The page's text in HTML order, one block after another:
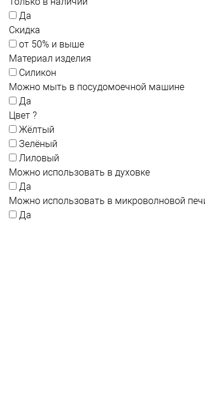
Да
Скидка
от 50% и выше
Материал изделия
Силикон
Можно мыть в посудомоечной машине
Да
Цвет ?
Жёлтый
Зелёный
Лиловый
Можно использовать в духовке
Да
Можно использовать в микроволновой
Да